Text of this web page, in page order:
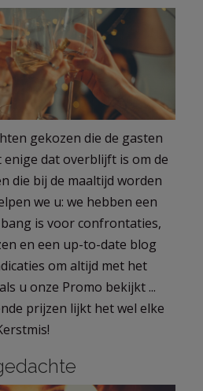
gekozen die de gasten
dat overblijft is om de
die bij de maaltijd worden
we u: we hebben een
is voor confrontaties,
en een up-to-date blog
om altijd met het
u onze Promo bekijkt ...
prijzen lijkt het wel elke